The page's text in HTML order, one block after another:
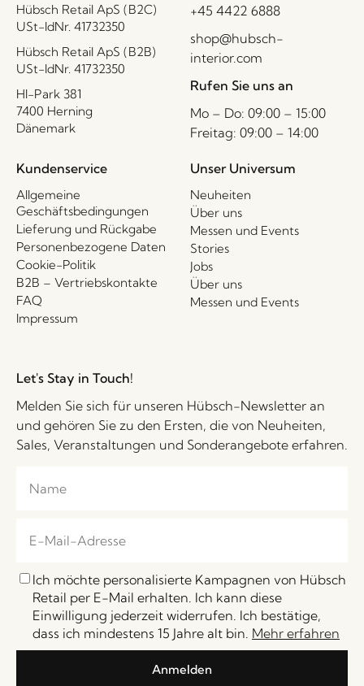
Hübsch Retail ApS (B2C)
USt-IdNr. 41732350
Hübsch Retail ApS (B2B)
USt-IdNr. 41732350
HI-Park 381
7400 Herning
Dänemark
+45 4422 6888
shop@hubsch-
interior.com
Rufen Sie uns an
Mo – Do: 09:00 – 15:00
Freitag: 09:00 – 14:00
Kundenservice
Allgemeine
Geschäftsbedingungen
Lieferung und Rückgabe
Personenbezogene Daten
Cookie-Politik
B2B – Vertriebskontakte
FAQ
Impressum
Unser Universum
Neuheiten
Über uns
Messen und Events
Stories
Jobs
Über uns
Messen und Events
Let's Stay in Touch!
Melden Sie sich für unseren Hübsch-Newsletter an
und gehören Sie zu den Ersten, die von Neuheiten,
Sales, Veranstaltungen und Sonderangebote erfahren.
Ich möchte personalisierte Kampagnen von Hübsch
Retail per E-Mail erhalten. Ich kann diese
Einwilligung jederzeit widerrufen. Ich bestätige,
dass ich mindestens 15 Jahre alt bin. Mehr erfahren
Anmelden